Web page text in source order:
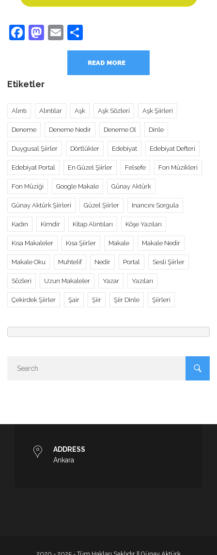
Facebook
Mastodon
Email
READ MORE
Etiketler
Alıntı Alıntılar Aşk Aşk Sözleri Aşk Şiirleri
Deneme Deneme Nedir Deneme Ol Dinle
Duygusal Şiirler Dörtlükler Edebiyat Edebiyat Defteri
Edebiyat Portal En Güzel Şiirler Felsefe Fon Müzikleri
Fon Müziği Google Makale Günay Aktürk
Günay Aktürk Şiirleri Güzel Şiirler Inancını Sorgula
Kadın Kimdir Kitap Alıntıları Köşe Yazıları
Kısa Makaleler Kısa Şiirler Makale Makale Nedir
Makale Oku Muhtelif Nedir Portal Sesli Şiirler
Sözleri Uzun Makaleler Yazar Yazıları
Çekirdek Şiirler Şair Şiir Şiir Dinle Şiirleri
ADDRESS
Ankara